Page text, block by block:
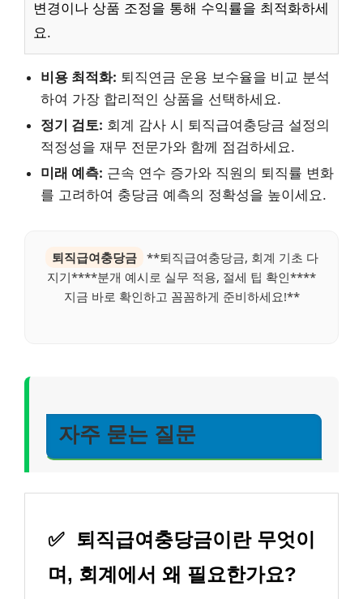
변경이나 상품 조정을 통해 수익률을 최적화하세
요.
비용 최적화: 퇴직연금 운용 보수율을 비교 분석
하여 가장 합리적인 상품을 선택하세요.
정기 검토: 회계 감사 시 퇴직급여충당금 설정의
적정성을 재무 전문가와 함께 점검하세요.
미래 예측: 근속 연수 증가와 직원의 퇴직률 변화
를 고려하여 충당금 예측의 정확성을 높이세요.
퇴직급여충당금
**퇴직급여충당금, 회계 기초 다
지기****분개 예시로 실무 적용, 절세 팁 확인****
지금 바로 확인하고 꼼꼼하게 준비하세요!**
자주 묻는 질문
✅
퇴직급여충당금이란 무엇이
며, 회계에서 왜 필요한가요?